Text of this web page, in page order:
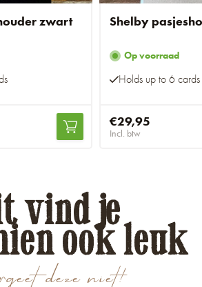
zwart Shelby
Op voorraad
Holds up to 6 cards
€29,95
Incl. btw
vind je
ook leuk